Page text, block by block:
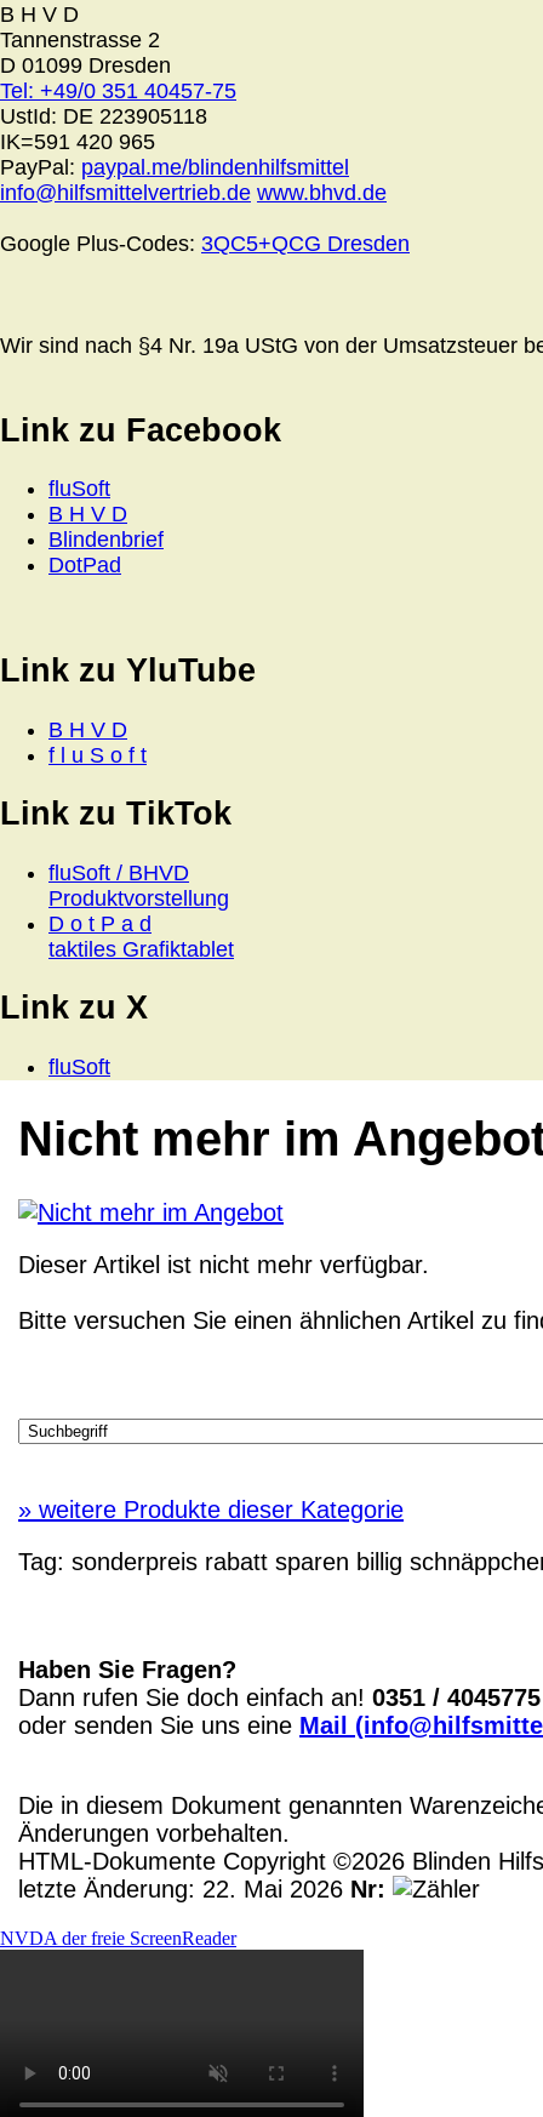
B H V D
Tannenstrasse 2
D 01099 Dresden
Tel: +49/0 351 40457-75
UstId: DE 223905118
IK=591 420 965
PayPal: paypal.me/blindenhilfsmittel
info@hilfsmittelvertrieb.de www.bhvd.de
Google Plus-Codes: 3QC5+QCG Dresden
Wir sind nach §4 Nr. 19a UStG von der Umsatzsteuer
Link zu Facebook
fluSoft
B H V D
Blindenbrief
DotPad
Link zu YluTube
B H V D
f l u S o f t
Link zu TikTok
fluSoft / BHVD
Produktvorstellung
D o t P a d
taktiles Grafiktablet
Link zu X
fluSoft
Nicht mehr im
Dieser Artikel ist nicht mehr verfügbar.
Bitte versuchen Sie einen ähnlichen Artikel zu
» weitere Produkte dieser Kategorie
Tag: sonderpreis rabatt sparen billig
Haben Sie Fragen?
Dann rufen Sie doch einfach an! 0351 / 4045775
oder senden Sie uns eine Mail
Die in diesem Dokument genannten
Änderungen vorbehalten.
HTML-Dokumente Copyright ©2026 Blinden
letzte Änderung: 22. Mai 2026 Nr:
NVDA der freie ScreenReader